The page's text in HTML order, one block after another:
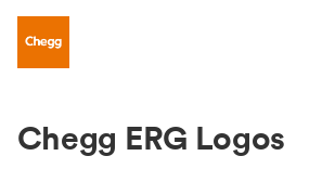
Chegg ERG Logos